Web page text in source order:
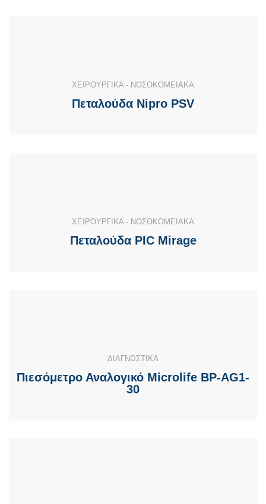
ΧΕΙΡΟΥΡΓΙΚΑ - ΝΟΣΟΚΟΜΕΙΑΚΑ
Πεταλούδα Nipro PSV
ΧΕΙΡΟΥΡΓΙΚΑ - ΝΟΣΟΚΟΜΕΙΑΚΑ
Πεταλούδα PIC Mirage
ΔΙΑΓΝΩΣΤΙΚΑ
Πιεσόμετρο Αναλογικό Microlife BP-AG1-
30